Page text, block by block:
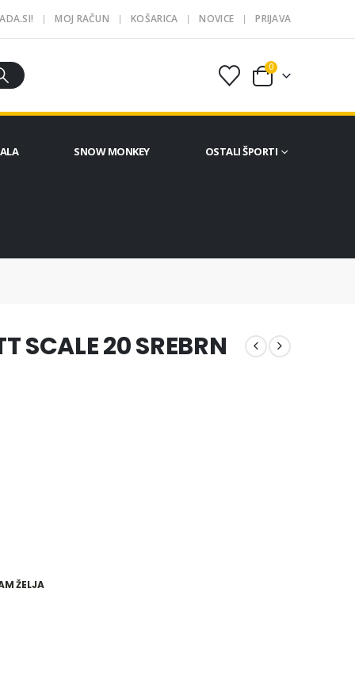
MOJ RAČUN KOŠARICA NOVICE PRIJAVA
0
SNOW MONKEY OSTALI ŠPORTI
SCALE 20 SREBRN
ŽELJA